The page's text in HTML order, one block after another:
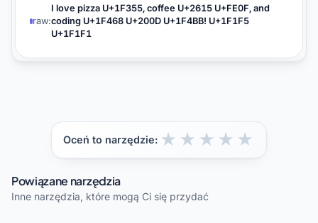
raw:
I love pizza U+1F355, coffee U+2615 U+FE0F, and
coding U+1F468 U+200D U+1F4BB! U+1F1F5
U+1F1F1
Oceń to narzędzie: ★
★
★
★
★
Powiązane narzędzia
Inne narzędzia, które mogą Ci się przydać